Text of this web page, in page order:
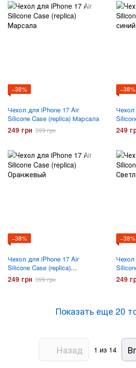
−38%
Чехол для iPhone 17 Air
Silicone Case (replica) Марсала
249 грн 399 грн
−38%
Чехол
синий
249
−38%
Чехол для iPhone 17 Air
Silicone Case (replica)
Оранжевый
249 грн 399 грн
−38%
Чехол
серый
249
Показать еще 20
Назад 1 из 14